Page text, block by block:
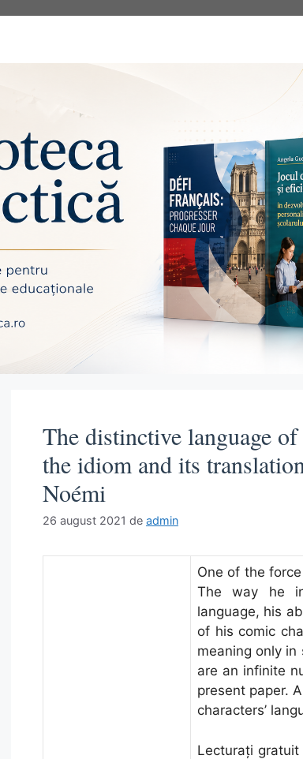
The distinctive language
the idiom and its
Noémi
26 august 2021 de admin
One of the
The way he
language, his
of his comic
meaning only in
are an infinite
present paper.
characters’
Lecturați gratuit